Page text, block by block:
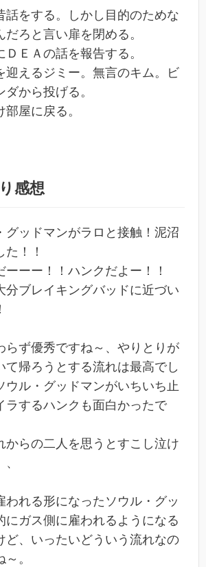
話をする。しかし目的のためな
だろと言い扉を閉める。
ＥＡの話を報告する。
迎えるジミー。無言のキム。ビ
から投げる。
屋に戻る。
感想
グッドマンがラロと接触！泥沼
！！
ーーー！！ハンクだよー！！
分ブレイキングバッドに近づい
らず優秀ですね～、やりとりが
て帰ろうとする流れは最高でし
ウル・グッドマンがいちいち止
ラするハンクも面白かったで
からの二人を思うとすこし泣け
われる形になったソウル・グッ
にガス側に雇われるようになる
ど、いったいどういう流れなの
。